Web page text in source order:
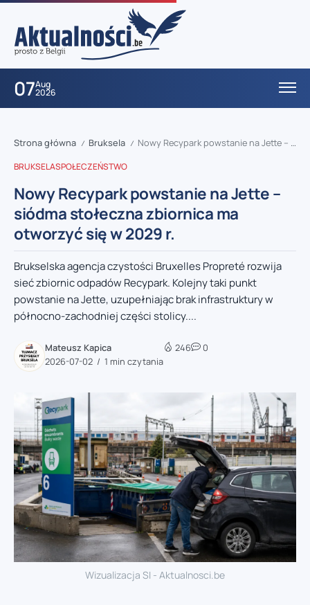
07Aug
2026
Strona główna / Bruksela / Nowy Recypark powstanie na Jette – siódma stołeczna zbiornica ma otworzyć się w 2029 r.
BRUKSELASPOŁECZEŃSTWO
Nowy Recypark powstanie na Jette –
siódma stołeczna zbiornica ma
otworzyć się w 2029 r.
Brukselska agencja czystości Bruxelles Propreté rozwija
sieć zbiornic odpadów Recypark. Kolejny taki punkt
powstanie na Jette, uzupełniając brak infrastruktury w
północno-zachodniej części stolicy....
Mateusz Kapica
2026-07-02
1 min czytania
246 0
Wizualizacja SI - Aktualnosci.be